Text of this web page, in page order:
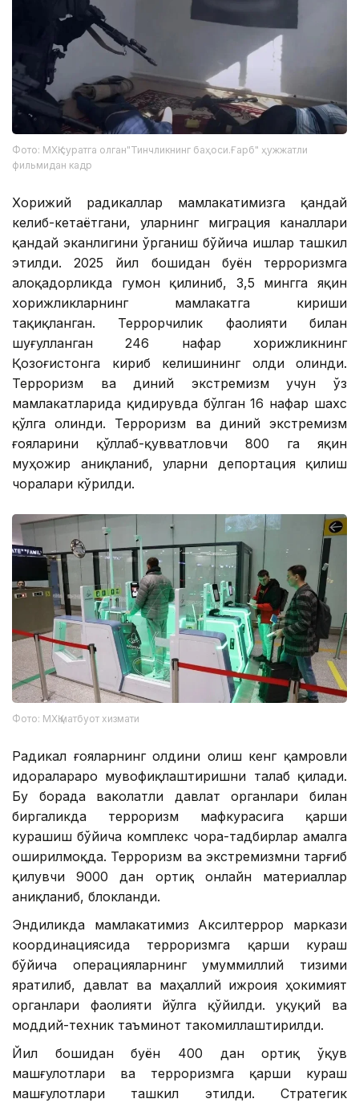
Фото: МХҚ суратга олган"Тинчликнинг баҳоси.Ғарб" ҳужжатли
фильмидан кадр
Хорижий радикаллар мамлакатимизга қандай
келиб-кетаётгани, уларнинг миграция каналлари
қандай эканлигини ўрганиш бўйича ишлар ташкил
этилди. 2025 йил бошидан буён терроризмга
алоқадорликда гумон қилиниб, 3,5 мингга яқин
хорижликларнинг мамлакатга кириши
тақиқланган. Террорчилик фаолияти билан
шуғулланган 246 нафар хорижликнинг
Қозоғистонга кириб келишининг олди олинди.
Терроризм ва диний экстремизм учун ўз
мамлакатларида қидирувда бўлган 16 нафар шахс
қўлга олинди. Терроризм ва диний экстремизм
ғояларини қўллаб-қувватловчи 800 га яқин
муҳожир аниқланиб, уларни депортация қилиш
чоралари кўрилди.
Фото: МХҚ матбуот хизмати
Радикал ғояларнинг олдини олиш кенг қамровли
идоралараро мувофиқлаштиришни талаб қилади.
Бу борада ваколатли давлат органлари билан
биргаликда терроризм мафкурасига қарши
курашиш бўйича комплекс чора-тадбирлар амалга
оширилмоқда. Терроризм ва экстремизмни тарғиб
қилувчи 9000 дан ортиқ онлайн материаллар
аниқланиб, блокланди.
Эндиликда мамлакатимиз Аксилтеррор маркази
координациясида терроризмга қарши кураш
бўйича операцияларнинг умуммиллий тизими
яратилиб, давлат ва маҳаллий ижроия ҳокимият
органлари фаолияти йўлга қўйилди. Ҳуқуқий ва
моддий-техник таъминот такомиллаштирилди.
Йил бошидан буён 400 дан ортиқ ўқув
машғулотлари ва терроризмга қарши кураш
машғулотлари ташкил этилди. Стратегик